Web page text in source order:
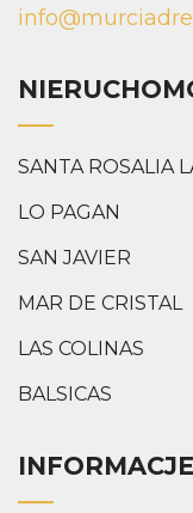
SANTA ROSALIA
LO PAGAN
SAN JAVIER
MAR DE CRISTAL
LAS COLINAS
BALSICAS
INFORMACJE